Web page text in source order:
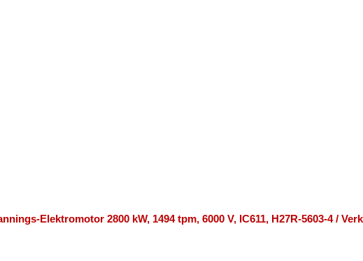
Elektromotor 2800 kW, 1494 tpm, 6000 V, IC611, H27R-5603-4 /